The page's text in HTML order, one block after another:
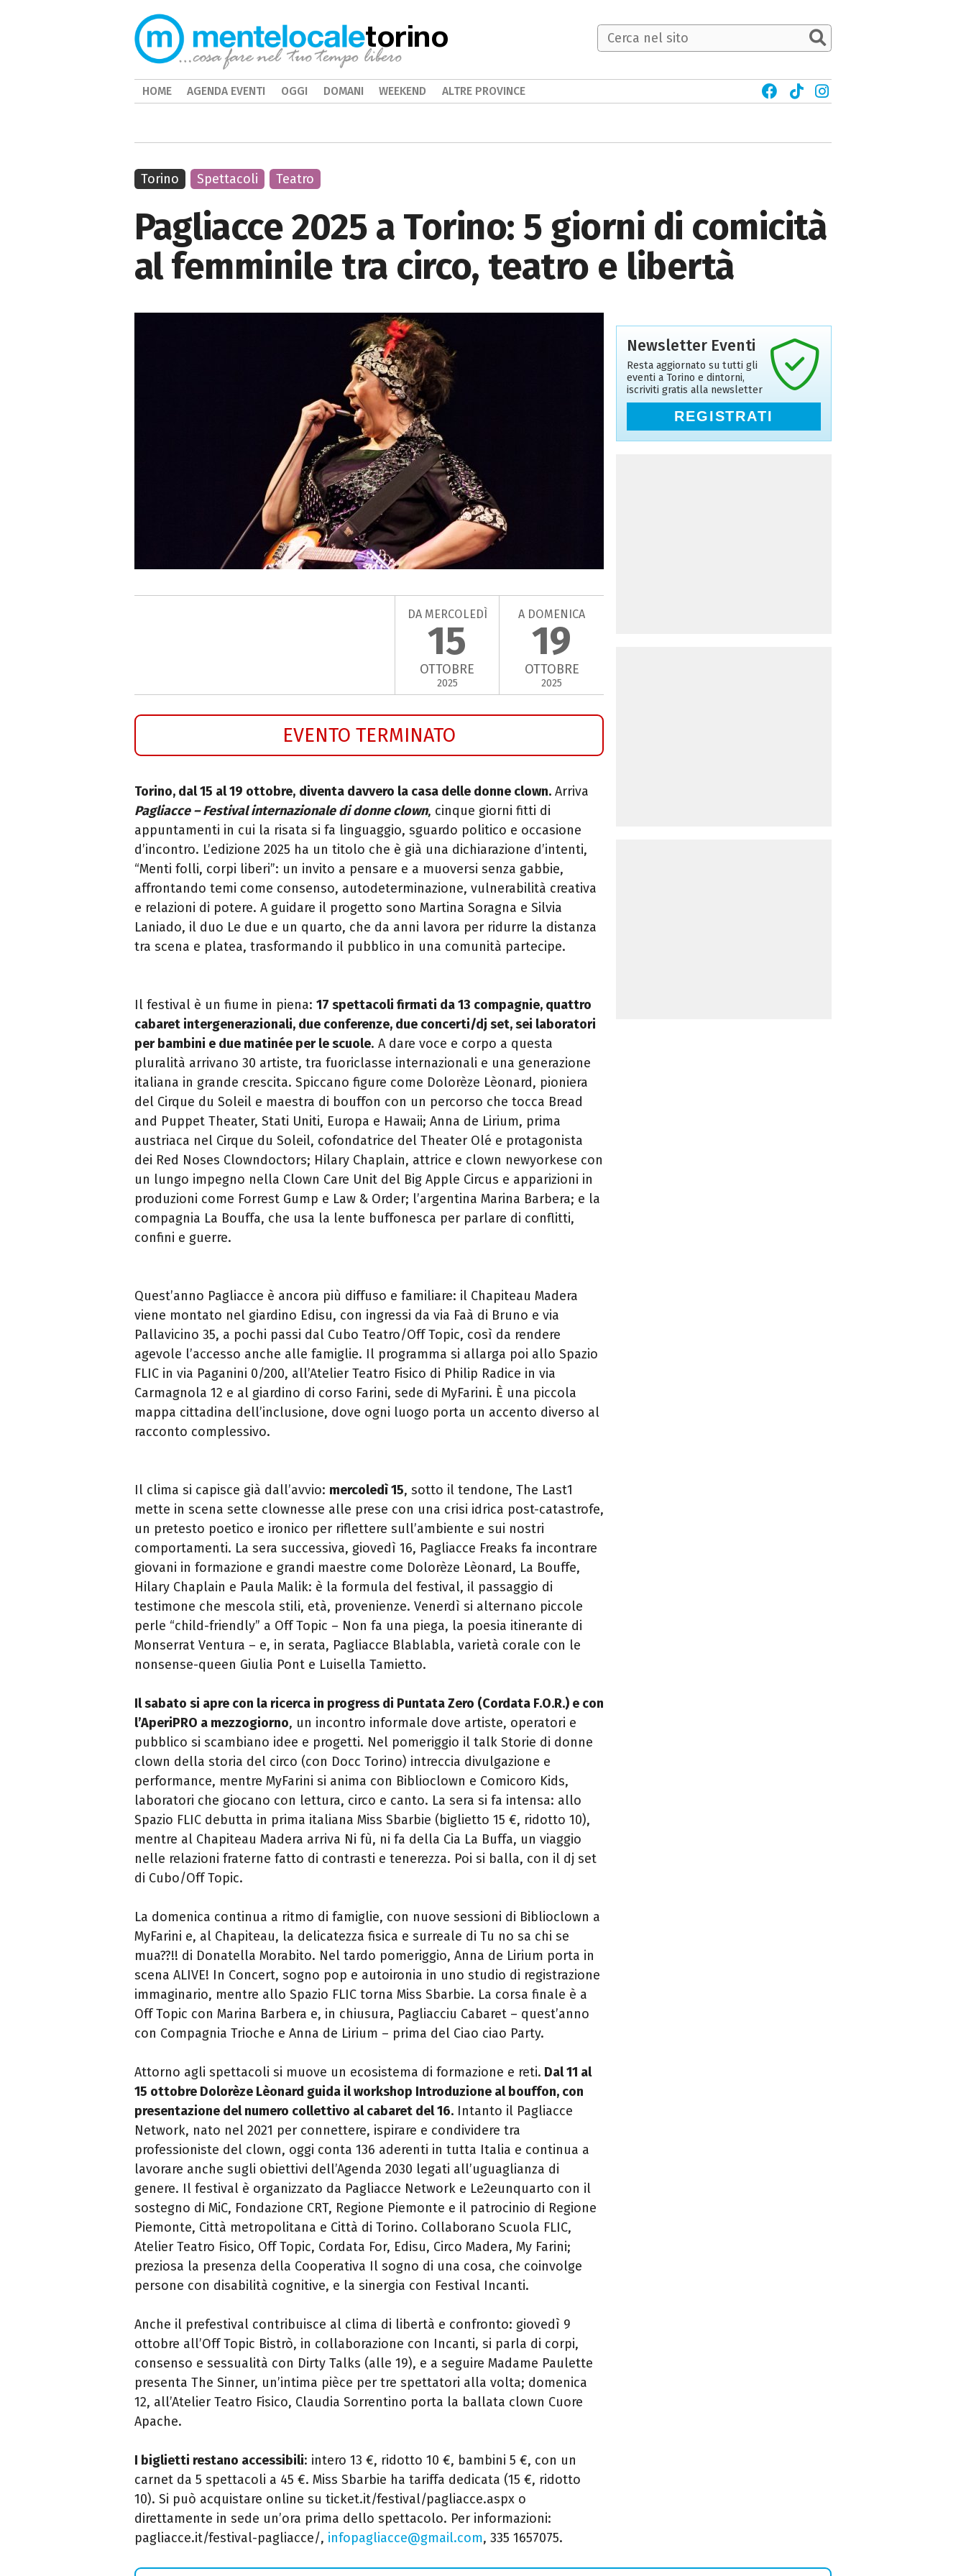
Pagliacce 2025 a Torino: 5 giorni di comicità
al femminile tra circo, teatro e libertà
DA MERCOLEDÌ
15
OTTOBRE
2025
A DOMENICA
19
OTTOBRE
2025
EVENTO TERMINATO
Torino, dal 15 al 19 ottobre, diventa davvero la casa delle donne clown. Arriva
Pagliacce – Festival internazionale di donne clown, cinque giorni fitti di
appuntamenti in cui la risata si fa linguaggio, sguardo politico e occasione
d’incontro. L’edizione 2025 ha un titolo che è già una dichiarazione d’intenti,
“Menti folli, corpi liberi”: un invito a pensare e a muoversi senza gabbie,
affrontando temi come consenso, autodeterminazione, vulnerabilità creativa
e relazioni di potere. A guidare il progetto sono Martina Soragna e Silvia
Laniado, il duo Le due e un quarto, che da anni lavora per ridurre la distanza
tra scena e platea, trasformando il pubblico in una comunità partecipe.
Il festival è un fiume in piena: 17 spettacoli firmati da 13 compagnie, quattro
cabaret intergenerazionali, due conferenze, due concerti/dj set, sei laboratori
per bambini e due matinée per le scuole. A dare voce e corpo a questa
pluralità arrivano 30 artiste, tra fuoriclasse internazionali e una generazione
italiana in grande crescita. Spiccano figure come Dolorèze Lèonard, pioniera
del Cirque du Soleil e maestra di bouffon con un percorso che tocca Bread
and Puppet Theater, Stati Uniti, Europa e Hawaii; Anna de Lirium, prima
austriaca nel Cirque du Soleil, cofondatrice del Theater Olé e protagonista
dei Red Noses Clowndoctors; Hilary Chaplain, attrice e clown newyorkese con
un lungo impegno nella Clown Care Unit del Big Apple Circus e apparizioni in
produzioni come Forrest Gump e Law & Order; l’argentina Marina Barbera; e la
compagnia La Bouffa, che usa la lente buffonesca per parlare di conflitti,
confini e guerre.
Quest’anno Pagliacce è ancora più diffuso e familiare: il Chapiteau Madera
viene montato nel giardino Edisu, con ingressi da via Faà di Bruno e via
Pallavicino 35, a pochi passi dal Cubo Teatro/Off Topic, così da rendere
agevole l’accesso anche alle famiglie. Il programma si allarga poi allo Spazio
FLIC in via Paganini 0/200, all’Atelier Teatro Fisico di Philip Radice in via
Carmagnola 12 e al giardino di corso Farini, sede di MyFarini. È una piccola
mappa cittadina dell’inclusione, dove ogni luogo porta un accento diverso al
racconto complessivo.
Il clima si capisce già dall’avvio: mercoledì 15, sotto il tendone, The Last1
mette in scena sette clownesse alle prese con una crisi idrica post-catastrofe,
un pretesto poetico e ironico per riflettere sull’ambiente e sui nostri
comportamenti. La sera successiva, giovedì 16, Pagliacce Freaks fa incontrare
giovani in formazione e grandi maestre come Dolorèze Lèonard, La Bouffe,
Hilary Chaplain e Paula Malik: è la formula del festival, il passaggio di
testimone che mescola stili, età, provenienze. Venerdì si alternano piccole
perle “child-friendly” a Off Topic – Non fa una piega, la poesia itinerante di
Monserrat Ventura – e, in serata, Pagliacce Blablabla, varietà corale con le
nonsense-queen Giulia Pont e Luisella Tamietto.
Il sabato si apre con la ricerca in progress di Puntata Zero (Cordata F.O.R.) e con
l’AperiPRO a mezzogiorno, un incontro informale dove artiste, operatori e
pubblico si scambiano idee e progetti. Nel pomeriggio il talk Storie di donne
clown della storia del circo (con Docc Torino) intreccia divulgazione e
performance, mentre MyFarini si anima con Biblioclown e Comicoro Kids,
laboratori che giocano con lettura, circo e canto. La sera si fa intensa: allo
Spazio FLIC debutta in prima italiana Miss Sbarbie (biglietto 15 €, ridotto 10),
mentre al Chapiteau Madera arriva Ni fù, ni fa della Cia La Buffa, un viaggio
nelle relazioni fraterne fatto di contrasti e tenerezza. Poi si balla, con il dj set
di Cubo/Off Topic.
La domenica continua a ritmo di famiglie, con nuove sessioni di Biblioclown a
MyFarini e, al Chapiteau, la delicatezza fisica e surreale di Tu no sa chi se
mua??!! di Donatella Morabito. Nel tardo pomeriggio, Anna de Lirium porta in
scena ALIVE! In Concert, sogno pop e autoironia in uno studio di registrazione
immaginario, mentre allo Spazio FLIC torna Miss Sbarbie. La corsa finale è a
Off Topic con Marina Barbera e, in chiusura, Pagliacciu Cabaret – quest’anno
con Compagnia Trioche e Anna de Lirium – prima del Ciao ciao Party.
Attorno agli spettacoli si muove un ecosistema di formazione e reti. Dal 11 al
15 ottobre Dolorèze Lèonard guida il workshop Introduzione al bouffon, con
presentazione del numero collettivo al cabaret del 16. Intanto il Pagliacce
Network, nato nel 2021 per connettere, ispirare e condividere tra
professioniste del clown, oggi conta 136 aderenti in tutta Italia e continua a
lavorare anche sugli obiettivi dell’Agenda 2030 legati all’uguaglianza di
genere. Il festival è organizzato da Pagliacce Network e Le2eunquarto con il
sostegno di MiC, Fondazione CRT, Regione Piemonte e il patrocinio di Regione
Piemonte, Città metropolitana e Città di Torino. Collaborano Scuola FLIC,
Atelier Teatro Fisico, Off Topic, Cordata For, Edisu, Circo Madera, My Farini;
preziosa la presenza della Cooperativa Il sogno di una cosa, che coinvolge
persone con disabilità cognitive, e la sinergia con Festival Incanti.
Anche il prefestival contribuisce al clima di libertà e confronto: giovedì 9
ottobre all’Off Topic Bistrò, in collaborazione con Incanti, si parla di corpi,
consenso e sessualità con Dirty Talks (alle 19), e a seguire Madame Paulette
presenta The Sinner, un’intima pièce per tre spettatori alla volta; domenica
12, all’Atelier Teatro Fisico, Claudia Sorrentino porta la ballata clown Cuore
Apache.
I biglietti restano accessibili: intero 13 €, ridotto 10 €, bambini 5 €, con un
carnet da 5 spettacoli a 45 €. Miss Sbarbie ha tariffa dedicata (15 €, ridotto
10). Si può acquistare online su ticket.it/festival/pagliacce.aspx o
direttamente in sede un’ora prima dello spettacolo. Per informazioni:
pagliacce.it/festival-pagliacce/, infopagliacce@gmail.com, 335 1657075.
Torino Spettacoli Teatro
Newsletter Eventi
Resta aggiornato su tutti gli
eventi a Torino e dintorni,
iscriviti gratis alla newsletter
REGISTRATI
torino
HOME AGENDA EVENTI OGGI DOMANI WEEKEND ALTRE PROVINCE